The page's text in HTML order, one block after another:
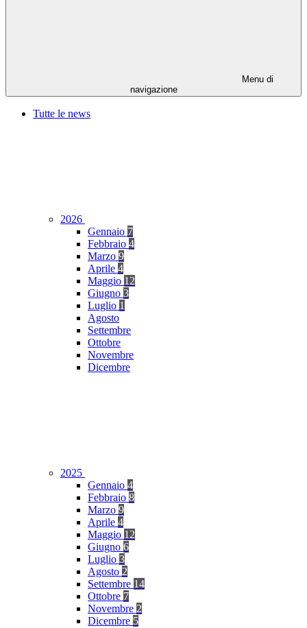
Menu di
navigazione
Tutte le news
2026
Gennaio 7
Febbraio 4
Marzo 9
Aprile 4
Maggio 12
Giugno 3
Luglio 1
Agosto
Settembre
Ottobre
Novembre
Dicembre
2025
Gennaio 4
Febbraio 8
Marzo 9
Aprile 4
Maggio 12
Giugno 6
Luglio 3
Agosto 2
Settembre 14
Ottobre 7
Novembre 2
Dicembre 5